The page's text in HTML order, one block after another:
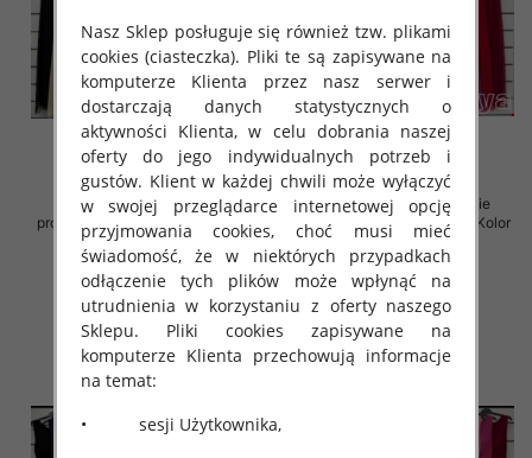
Sukienki damskie (Włoskie
produkt) Roz Standard, Mix Kolor
Paczka 5 szt
54.00 zł
szczegóły
Sukienki damskie (Włoskie
produkt) Roz Standard, Mix Kolor
Paczka 5 szt
54.00 zł
szczegóły
Nasz Sklep posługuje się również tzw. plikami
cookies (ciasteczka). Pliki te są zapisywane na
komputerze Klienta przez nasz serwer i
dostarczają danych statystycznych o
aktywności Klienta, w celu dobrania naszej
oferty do jego indywidualnych potrzeb i
gustów. Klient w każdej chwili może wyłączyć
w swojej przeglądarce internetowej opcję
przyjmowania cookies, choć musi mieć
świadomość, że w niektórych przypadkach
odłączenie tych plików może wpłynąć na
utrudnienia w korzystaniu z oferty naszego
Sklepu. Pliki cookies zapisywane na
komputerze Klienta przechowują informacje
na temat:
• sesji Użytkownika,